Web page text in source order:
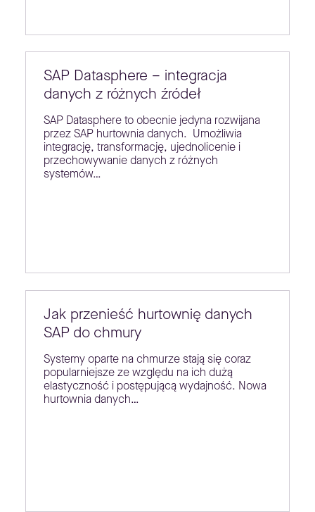
SAP Datasphere – integracja
danych z różnych źródeł
SAP Datasphere to obecnie jedyna rozwijana
przez SAP hurtownia danych. Umożliwia
integrację, transformację, ujednolicenie i
przechowywanie danych z różnych
systemów…
Jak przenieść hurtownię danych
SAP do chmury
Systemy oparte na chmurze stają się coraz
popularniejsze ze względu na ich dużą
elastyczność i postępującą wydajność. Nowa
hurtownia danych…